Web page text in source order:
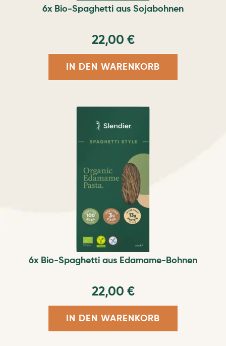
6x Bio-Spaghetti aus Sojabohnen
22,00 €
IN DEN WARENKORB
6x Bio-Spaghetti aus Edamame-Bohnen
22,00 €
IN DEN WARENKORB